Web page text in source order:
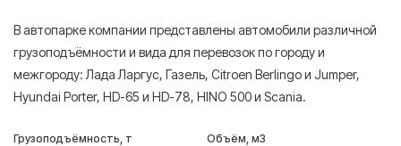
В автопарке компании представлены автомобили различной
грузоподъёмности и вида для перевозок по городу и
межгороду: Лада Ларгус, Газель, Citroen Berlingo и Jumper,
Hyundai Porter, HD-65 и HD-78, HINO 500 и Scania.
Грузоподъёмность, т Объём, м3